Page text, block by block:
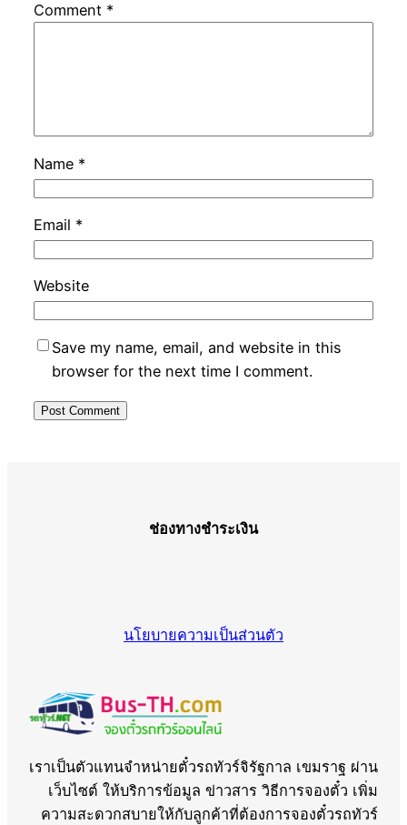
Comment *
Name *
Email *
Website
Save my name, email, and website in this
browser for the next time I comment.
ช่องทางชำระเงิน
นโยบายความเป็นส่วนตัว
เราเป็นตัวแทนจำหน่ายตั๋วรถทัวร์จิรัฐกาล เขมราฐ ผ่าน
เว็บไซต์ ให้บริการข้อมูล ข่าวสาร วิธีการจองตั๋ว เพิ่ม
ความสะดวกสบายให้กับลูกค้าที่ต้องการจองตั๋วรถทัวร์